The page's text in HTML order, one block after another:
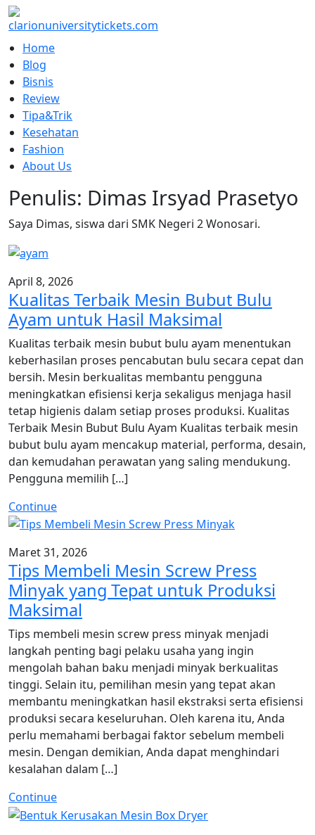
Skip
to
contentHome
Blog
Bisnis
Review
Tipa&Trik
Kesehatan
Fashion
About Us
Penulis: Dimas Irsyad Prasetyo
Saya Dimas, siswa dari SMK Negeri 2 Wonosari.
April 8, 2026
Kualitas Terbaik Mesin Bubut Bulu
Ayam untuk Hasil Maksimal
Kualitas terbaik mesin bubut bulu ayam menentukan
keberhasilan proses pencabutan bulu secara cepat dan
bersih. Mesin berkualitas membantu pengguna
meningkatkan efisiensi kerja sekaligus menjaga hasil
tetap higienis dalam setiap proses produksi. Kualitas
Terbaik Mesin Bubut Bulu Ayam Kualitas terbaik mesin
bubut bulu ayam mencakup material, performa, desain,
dan kemudahan perawatan yang saling mendukung.
Pengguna memilih […]
Continue
Maret 31, 2026
Tips Membeli Mesin Screw Press
Minyak yang Tepat untuk Produksi
Maksimal
Tips membeli mesin screw press minyak menjadi
langkah penting bagi pelaku usaha yang ingin
mengolah bahan baku menjadi minyak berkualitas
tinggi. Selain itu, pemilihan mesin yang tepat akan
membantu meningkatkan hasil ekstraksi serta efisiensi
produksi secara keseluruhan. Oleh karena itu, Anda
perlu memahami berbagai faktor sebelum membeli
mesin. Dengan demikian, Anda dapat menghindari
kesalahan dalam […]
Continue